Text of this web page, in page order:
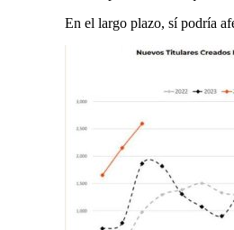
En el largo plazo, sí podría